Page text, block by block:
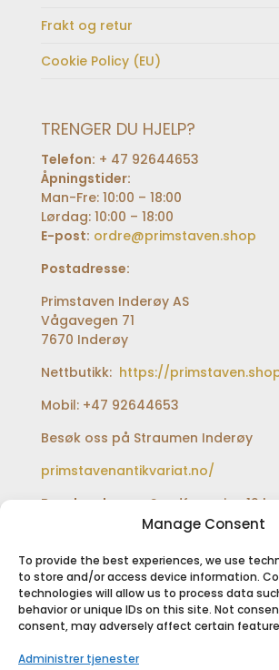
Manage Consent
To provide the best experiences, we use
to store and/or access device information.
technologies will allow us to process data
behavior or unique IDs on this site. Not
consent, may adversely affect certain
Administrer tjenester
Frakt og retur
Cookie Policy (EU)
TRENGER DU HJELP?
Telefon: + 47 92644653
Åpningstider:
Man-Fre: 10:00 – 18:00
Lørdag: 10:00 – 18:00
E-post: ordre@primstaven.shop
Postadresse:
Primstaven Inderøy AS
Vågavegen 71
7670 Inderøy
Nettbutikk: https://
Mobil: +47 92644653
Besøk oss på Straumen Inderøy
primstavenantikvariat.no/
Besøksadresse:Sundfærveien 12
extra og Shell bensinstasjon
SIKKER BETALING